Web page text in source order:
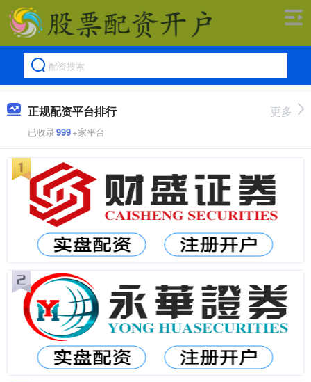
正规配资平台排行
已收录999+家平台
更多